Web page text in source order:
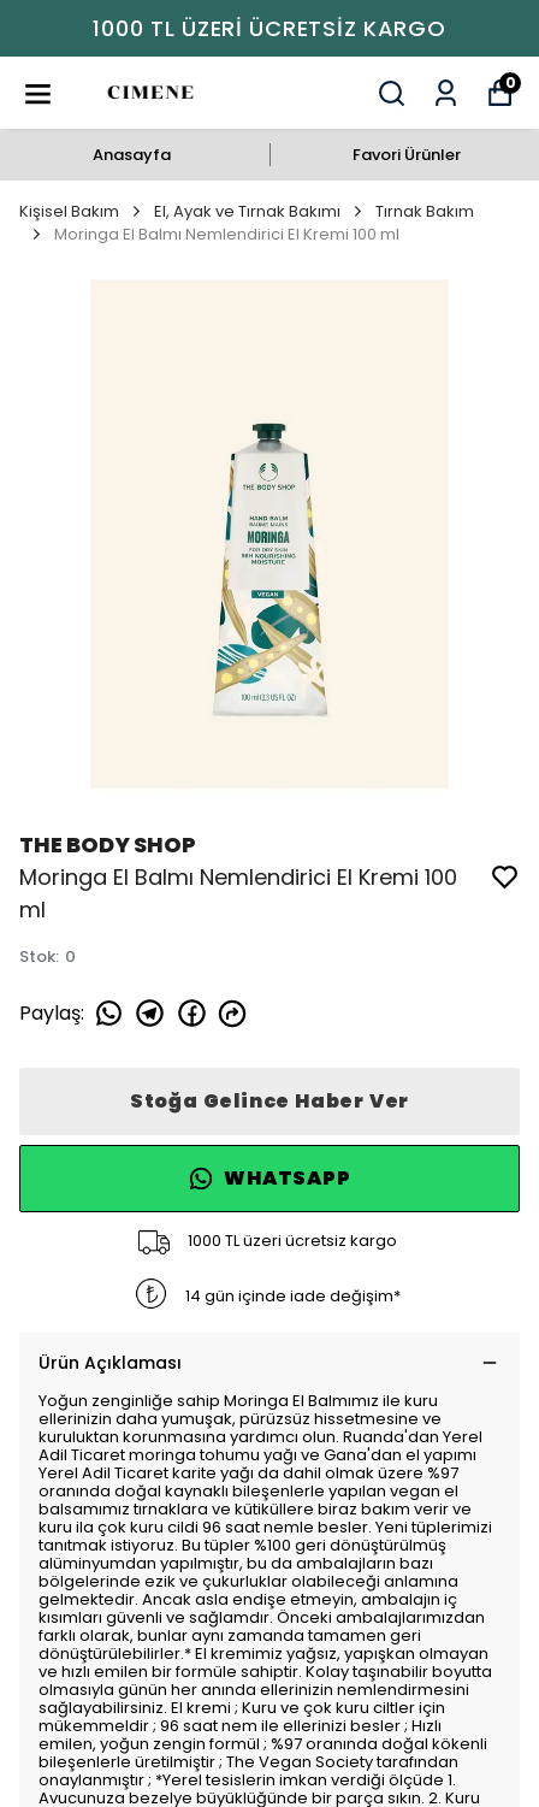
1000 TL ÜZERI ÜCRETSIZ
0
Anasayfa Favori Ürünler
Kişisel Bakım El, Ayak ve Tırnak Bakımı
Tırnak Bakım
Moringa El Balmı Nemlendirici El Kremi 100 ml
THE BODY SHOP
Moringa El Balmı Nemlendirici El Kremi 100
ml
Stok: 0
Paylaş:
Stoğa Gelince Haber Ver
WHATSAPP
1000 TL üzeri ücretsiz kargo
14 gün içinde iade değişim*
Ürün Açıklaması
Yoğun zenginliğe sahip Moringa El Balmımız ile kuru
ellerinizin daha yumuşak, pürüzsüz hissetmesine ve
kuruluktan korunmasına yardımcı olun. Ruanda'dan Yerel
Adil Ticaret moringa tohumu yağı ve Gana'dan el yapımı
Yerel Adil Ticaret karite yağı da dahil olmak üzere %97
oranında doğal kaynaklı bileşenlerle yapılan vegan el
balsamımız tırnaklara ve kütiküllere biraz bakım verir ve
kuru ila çok kuru cildi 96 saat nemle besler. Yeni tüplerimizi
tanıtmak istiyoruz. Bu tüpler %100 geri dönüştürülmüş
alüminyumdan yapılmıştır, bu da ambalajların bazı
bölgelerinde ezik ve çukurluklar olabileceği anlamına
gelmektedir. Ancak asla endişe etmeyin, ambalajın iç
kısımları güvenli ve sağlamdır. Önceki ambalajlarımızdan
farklı olarak, bunlar aynı zamanda tamamen geri
dönüştürülebilirler.* El kremimiz yağsız, yapışkan olmayan
ve hızlı emilen bir formüle sahiptir. Kolay taşınabilir boyutta
olmasıyla günün her anında ellerinizin nemlendirmesini
sağlayabilirsiniz. El kremi ; Kuru ve çok kuru ciltler için
mükemmeldir ; 96 saat nem ile ellerinizi besler ; Hızlı
emilen, yoğun zengin formül ; %97 oranında doğal kökenli
bileşenlerle üretilmiştir ; The Vegan Society tarafından
onaylanmıştır ; *Yerel tesislerin imkan verdiği ölçüde 1.
Avucunuza bezelye büyüklüğünde bir parça sıkın. 2. Kuru